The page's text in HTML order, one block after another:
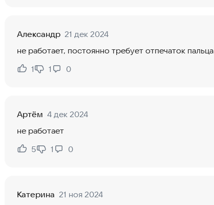
Александр 21 дек 2024
не работает, постоянно требует отпечаток пальца
Нравится:
1
Не нравится:
1 0
Артём 4 дек 2024
не работает
Нравится:
5
Не нравится:
1 0
Катерина 21 ноя 2024